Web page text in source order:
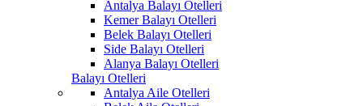
Antalya Balayı Otelleri
Kemer Balayı Otelleri
Belek Balayı Otelleri
Side Balayı Otelleri
Alanya Balayı Otelleri
Balayı Otelleri
Antalya Aile Otelleri